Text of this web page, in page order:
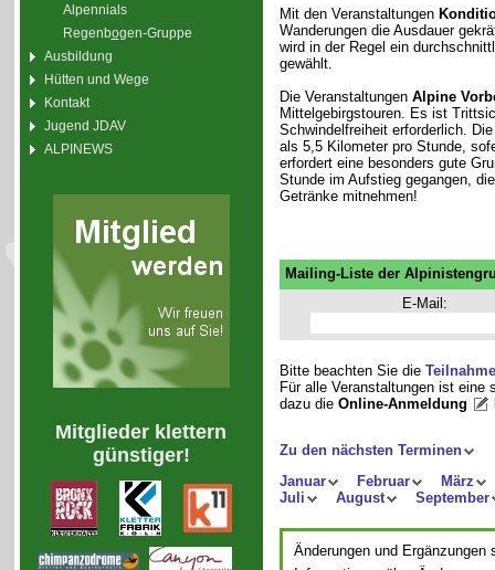
Alpennials
Regenbogen-Gruppe
Ausbildung
Hütten und Wege
Kontakt
Jugend JDAV
ALPINEWS
Mitglieder klettern
günstiger!
Mit den Veranstaltungen
Wanderungen die Ausdauer
wird in der Regel ein
gewählt.
Die Veranstaltungen Alpine
Mittelgebirgstouren. Es ist
Schwindelfreiheit erforderlich.
als 5,5 Kilometer pro Stunde,
erfordert eine besonders gute
Stunde im Aufstieg gegangen,
Getränke mitnehmen!
Mailing-Liste der
E-Mail:
Bitte beachten Sie die
Für alle Veranstaltungen ist
dazu die Online-Anmeldung
Zu den nächsten Terminen
Januar
Februar
März
Juli
August September
Änderungen und Ergänzungen